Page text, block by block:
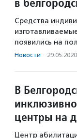
Средства
появились на
Новости · 29.05.2020
В
центры на
Центр